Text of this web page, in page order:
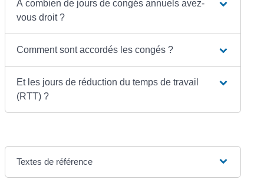
À combien de jours de congés annuels avez-
vous droit ?
Comment sont accordés les congés ?
Et les jours de réduction du temps de travail
(RTT) ?
Textes de référence